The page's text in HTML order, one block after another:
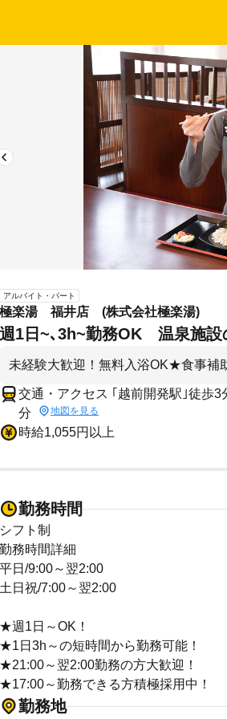
アルバイト・パート
極楽湯 福井店 (株式会社極楽湯)
週1日~､3h~勤務OK 温泉施設
未経験大歓迎！無料入浴OK★食事
交通・アクセス ｢越前開発駅｣徒歩
分
地図を見る
時給1,055円以上
勤務時間
シフト制
勤務時間詳細
平日/9:00～翌2:00
土日祝/7:00～翌2:00
★週1日～OK！
★1日3h～の短時間から勤務可能！
★21:00～翌2:00勤務の方大歓迎！
★17:00～勤務できる方積極採用中！
勤務地